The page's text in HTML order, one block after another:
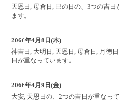
天恩日, 母倉日, 巳の日の、3つの吉日
ます。
2066年4月8日(木)
神吉日, 大明日, 天恩日, 母倉日, 月徳
日が重なっています。
2066年4月9日(金)
大安, 天恩日の、2つの吉日が重なって